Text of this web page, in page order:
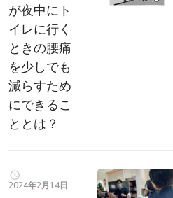
が夜中にト
イレに行く
ときの腰痛
を少しでも
減らすため
にできるこ
ととは？
2024年2月14日